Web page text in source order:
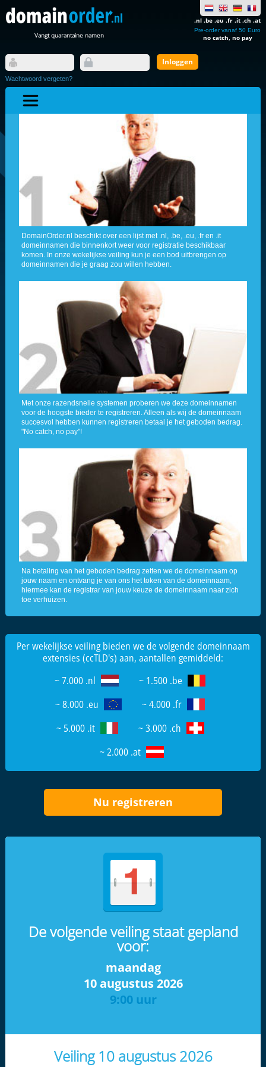
Vangt quarantaine namen
.nl .be .eu .fr .it .ch .at
Pre-order vanaf 50 Euro
no catch, no pay
Wachtwoord vergeten?
DomainOrder.nl beschikt over een lijst met .nl, .be, .eu, .fr en .it
domeinnamen die binnenkort weer voor registratie beschikbaar
komen. In onze wekelijkse veiling kun je een bod uitbrengen op
domeinnamen die je graag zou willen hebben.
Met onze razendsnelle systemen proberen we deze domeinnamen
voor de hoogste bieder te registreren. Alleen als wij de domeinnaam
succesvol hebben kunnen registreren betaal je het geboden bedrag.
"No catch, no pay"!
Na betaling van het geboden bedrag zetten we de domeinnaam op
jouw naam en ontvang je van ons het token van de domeinnaam,
hiermee kan de registrar van jouw keuze de domeinnaam naar zich
toe verhuizen.
Per wekelijkse veiling bieden we de volgende domeinnaam
extensies (ccTLD's) aan, aantallen gemiddeld:
~ 7.000 .nl
~ 1.500 .be
~ 8.000 .eu
~ 4.000 .fr
~ 5.000 .it
~ 3.000 .ch
~ 2.000 .at
Nu registreren
De volgende veiling staat gepland
voor:
maandag
10 augustus 2026
9:00 uur
Veiling 10 augustus 2026